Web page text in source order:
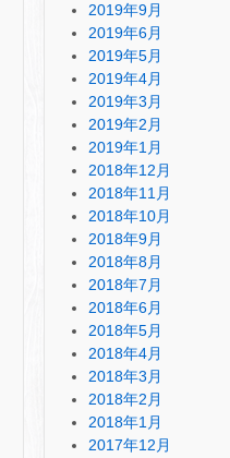
2019年9月
2019年6月
2019年5月
2019年4月
2019年3月
2019年2月
2019年1月
2018年12月
2018年11月
2018年10月
2018年9月
2018年8月
2018年7月
2018年6月
2018年5月
2018年4月
2018年3月
2018年2月
2018年1月
2017年12月